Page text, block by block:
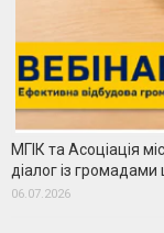
МГІК та Асоціація
діалог із
06.07.2026